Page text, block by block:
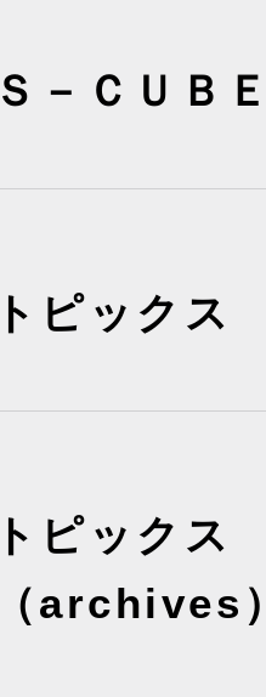
Ｓ－ＣＵＢ
トピックス
トピックス
（archives